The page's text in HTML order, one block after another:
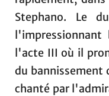
Stephano. Le
l'acte III où il
du bannissement
chanté par